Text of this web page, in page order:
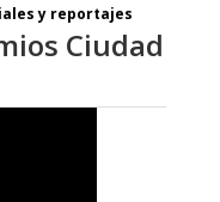
y reportajes
Ciudad